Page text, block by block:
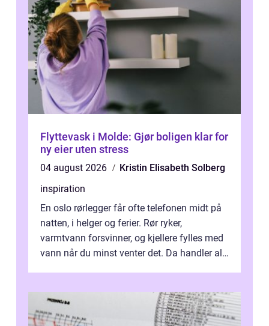
Flyttevask i Molde: Gjør boligen klar for
ny eier uten stress
04 august 2026
Kristin Elisabeth Solberg
inspiration
En oslo rørlegger får ofte telefonen midt på
natten, i helger og ferier. Rør ryker,
varmtvann forsvinner, og kjellere fylles med
vann når du minst venter det. Da handler alt